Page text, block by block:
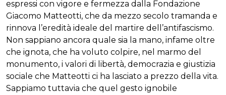
espressi con vigore e fermezza dalla Fondazione
Giacomo Matteotti, che da mezzo secolo tramanda e
rinnova l’eredità ideale del martire dell’antifascismo.
Non sappiano ancora quale sia la mano, infame oltre
che ignota, che ha voluto colpire, nel marmo del
monumento, i valori di libertà, democrazia e giustizia
sociale che Matteotti ci ha lasciato a prezzo della vita.
Sappiamo tuttavia che quel gesto ignobile